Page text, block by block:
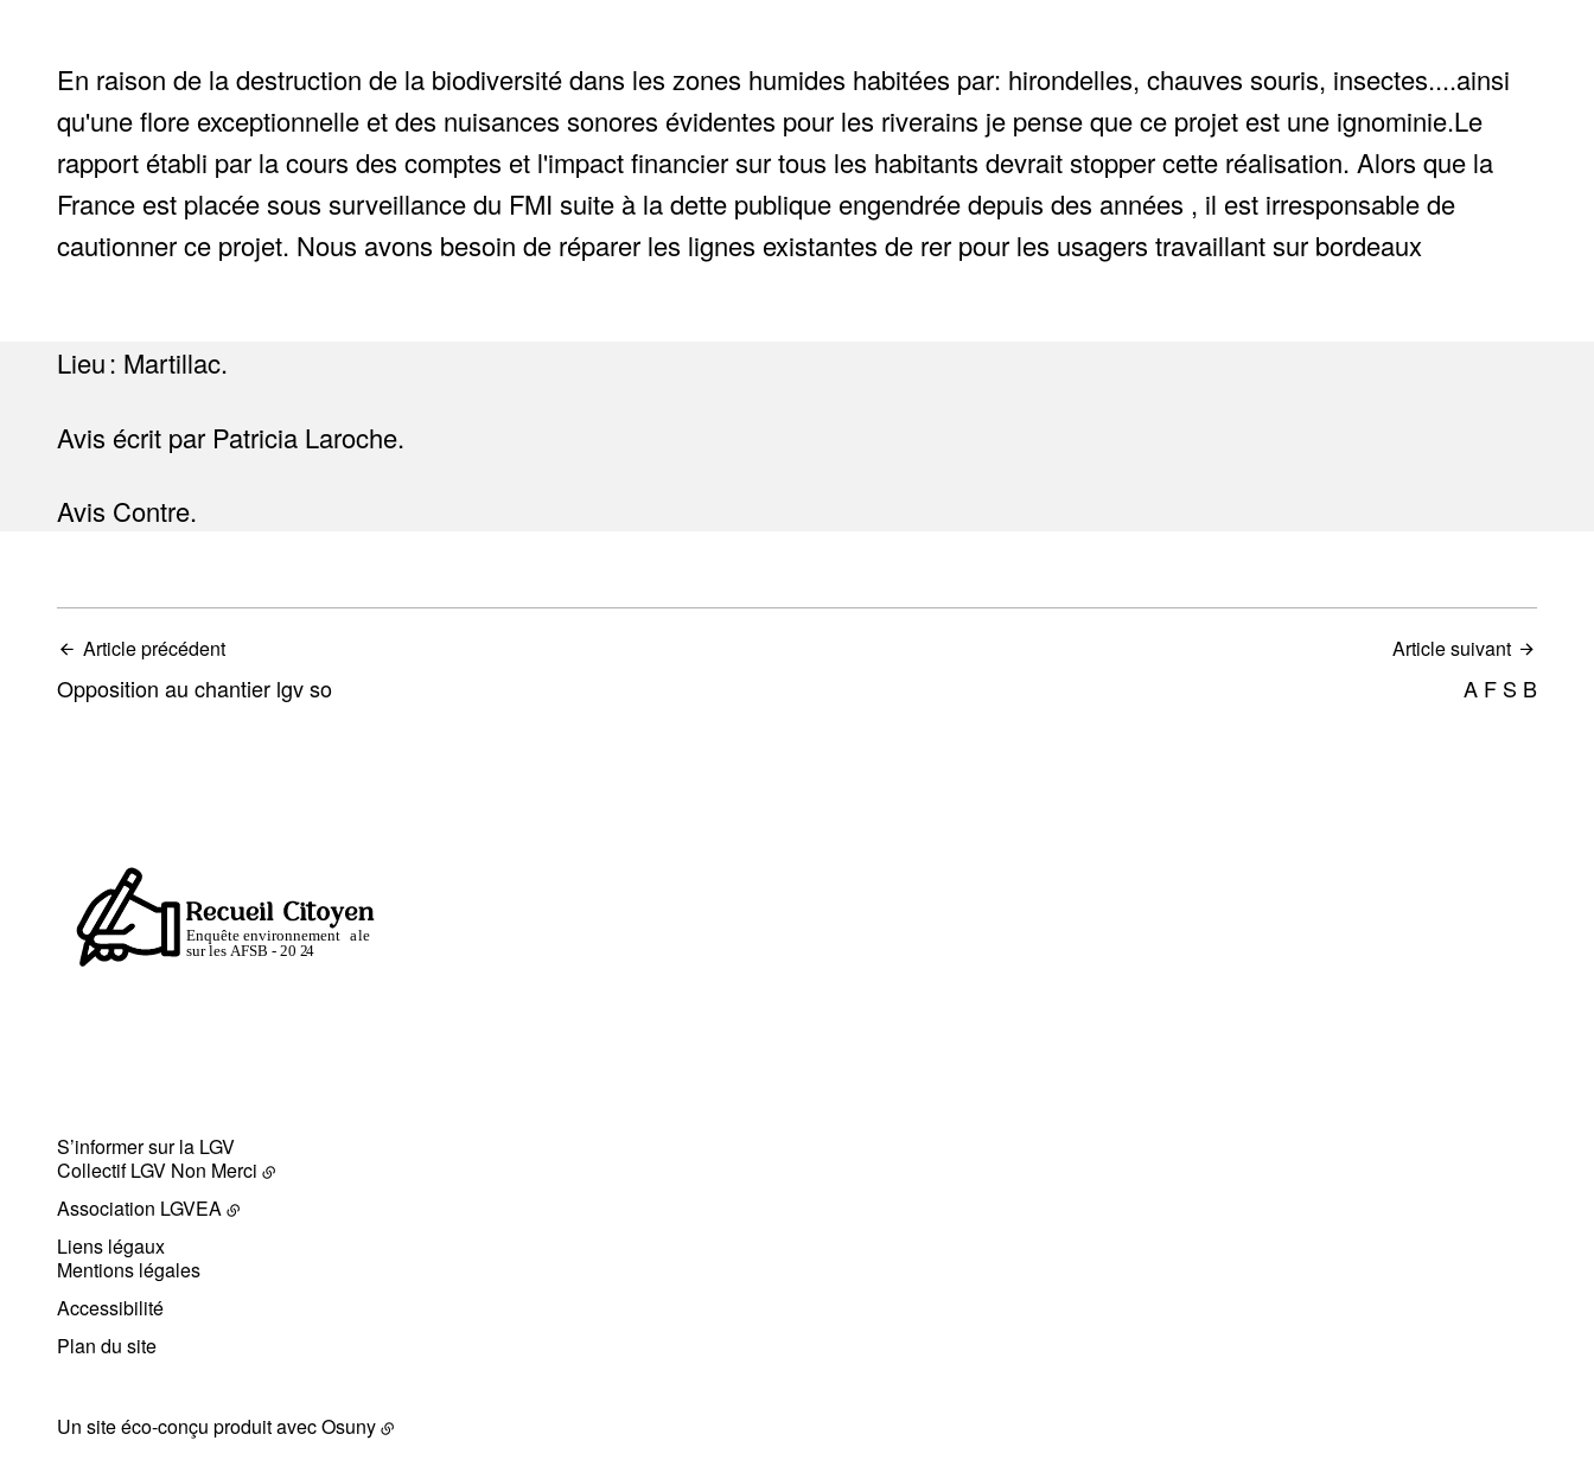
En raison de la destruction de la biodiversité dans les zones humides habitées par: hirondelles, chauves souris, insectes....ainsi
qu'une flore exceptionnelle et des nuisances sonores évidentes pour les riverains je pense que ce projet est une ignominie.Le
rapport établi par la cours des comptes et l'impact financier sur tous les habitants devrait stopper cette réalisation. Alors que la
France est placée sous surveillance du FMI suite à la dette publique engendrée depuis des années , il est irresponsable de
cautionner ce projet. Nous avons besoin de réparer les lignes existantes de rer pour les usagers travaillant sur bordeaux
Lieu : Martillac.
Avis écrit par Patricia Laroche.
Avis Contre.
Article précédent
Opposition au chantier lgv so
Article suivant
A F S B
S’informer sur la LGV
Collectif LGV Non Merci
Association LGVEA
Liens légaux
Mentions légales
Accessibilité
Plan du site
Un site éco-conçu produit avecOsuny